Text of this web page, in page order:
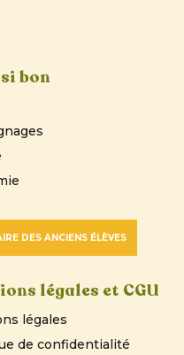
si bon
DES ANCIENS ÉLÈVES
légales et CGU
légales
de confidentialité